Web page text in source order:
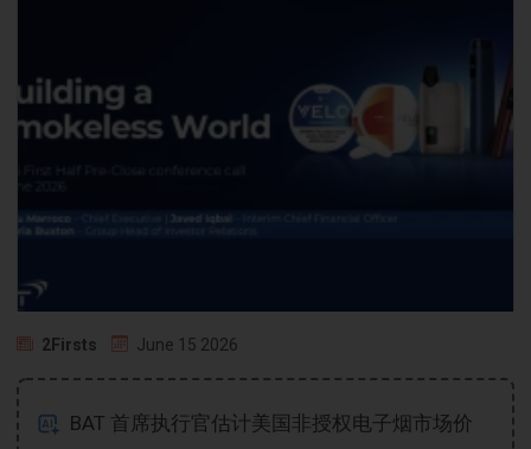
2Firsts June 15 2026
BAT 首席执行官估计美国非授权电子烟市场价